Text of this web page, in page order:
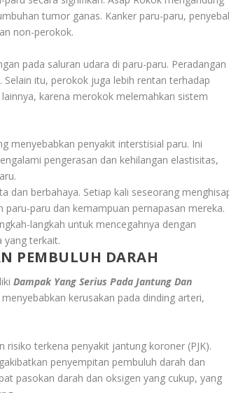
tumor ganas. Kanker paru-paru,
non-perokok.
pada saluran udara di paru-paru. Peradangan
itu, perokok juga lebih rentan terhadap
karena merokok melemahkan sistem
menyebabkan penyakit interstisial paru. Ini
pengerasan dan kehilangan elastisitas,
dan berbahaya. Setiap kali seseorang
paru dan kemampuan pernapasan mereka.
langkah untuk mencegahnya dengan
yang terkait.
PEMBULUH DARAH
Dampak Yang Serius Pada Jantung Dan
kerusakan pada dinding arteri,
terkena penyakit jantung koroner (PJK).
penyempitan pembuluh darah dan
pasokan darah dan oksigen yang cukup, yang